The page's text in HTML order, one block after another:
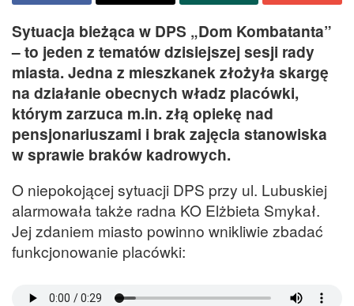
Sytuacja bieżąca w DPS „Dom Kombatanta”
– to jeden z tematów dzisiejszej sesji rady
miasta. Jedna z mieszkanek złożyła skargę
na działanie obecnych władz placówki,
którym zarzuca m.in. złą opiekę nad
pensjonariuszami i brak zajęcia stanowiska
w sprawie braków kadrowych.
O niepokojącej sytuacji DPS przy ul. Lubuskiej
alarmowała także radna KO Elżbieta Smykał.
Jej zdaniem miasto powinno wnikliwie zbadać
funkcjonowanie placówki: